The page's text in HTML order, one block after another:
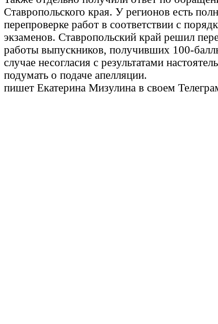
Ставропольского края. У регионов есть
перепроверке работ в соответствии с
экзаменов. Ставропольский край решил
работы выпускников, получивших 100-
случае несогласия с результатами
подумать о подаче апелляции.
пишет Екатерина Мизулина в своем